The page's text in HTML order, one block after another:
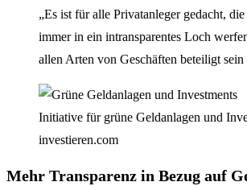
„Es ist für alle Privatanleger gedacht,
immer in ein intransparentes Loch
allen Arten von Geschäften beteiligt sein
Initiative für grüne Geldanlagen und
investieren.com
Mehr Transparenz in Bezug auf